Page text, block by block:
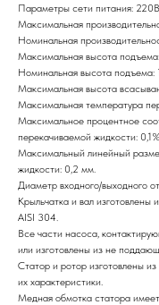
Параметры сети питания:
Максимальная
Номинальная
Максимальная высота
Номинальная высота подъема:
Максимальная высота
Максимальная температура
Максимальное процентное
перекачиваемой жидкости:
Максимальный линейный
жидкости: 0,2 мм.
Диаметр входного/выходного
Крыльчатка и вал
AISI 304.
Все части насоса,
или изготовлены из не
Статор и ротор изготовлены
их характеристики.
Медная обмотка статора